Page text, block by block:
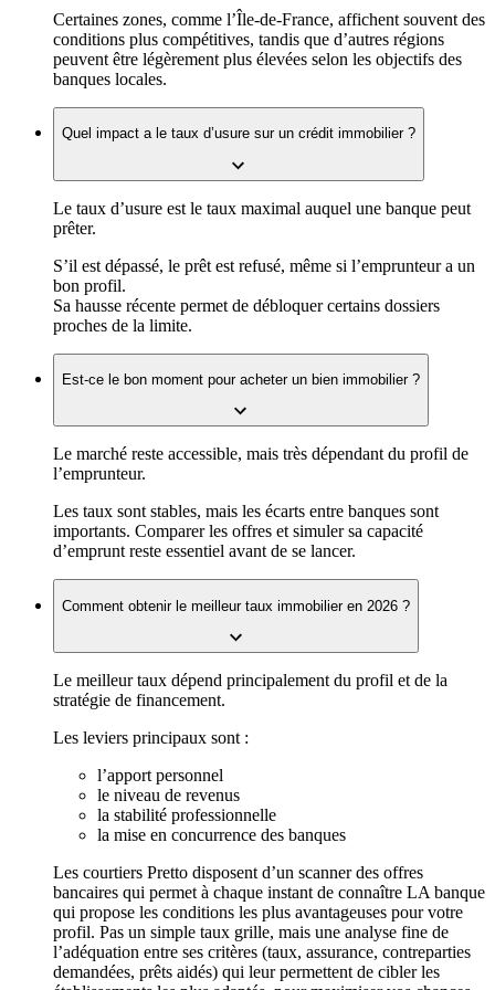
Certaines zones, comme l’Île-de-France, affichent souvent des
conditions plus compétitives, tandis que d’autres régions
peuvent être légèrement plus élevées selon les objectifs des
banques locales.
Quel impact a le taux d’usure sur un crédit immobilier ?
Le taux d’usure est le taux maximal auquel une banque peut
prêter.
S’il est dépassé, le prêt est refusé, même si l’emprunteur a un
bon profil.
Sa hausse récente permet de débloquer certains dossiers
proches de la limite.
Est-ce le bon moment pour acheter un bien immobilier ?
Le marché reste accessible, mais très dépendant du profil de
l’emprunteur.
Les taux sont stables, mais les écarts entre banques sont
importants. Comparer les offres et simuler sa capacité
d’emprunt reste essentiel avant de se lancer.
Comment obtenir le meilleur taux immobilier en 2026 ?
Le meilleur taux dépend principalement du profil et de la
stratégie de financement.
Les leviers principaux sont :
l’apport personnel
le niveau de revenus
la stabilité professionnelle
la mise en concurrence des banques
Les courtiers Pretto disposent d’un scanner des offres
bancaires qui permet à chaque instant de connaître LA banque
qui propose les conditions les plus avantageuses pour votre
profil. Pas un simple taux grille, mais une analyse fine de
l’adéquation entre ses critères (taux, assurance, contreparties
demandées, prêts aidés) qui leur permettent de cibler les